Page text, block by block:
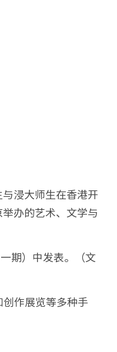
浸大师生在香港开
办的艺术、文学与
期）中发表。（文
作展览等多种手